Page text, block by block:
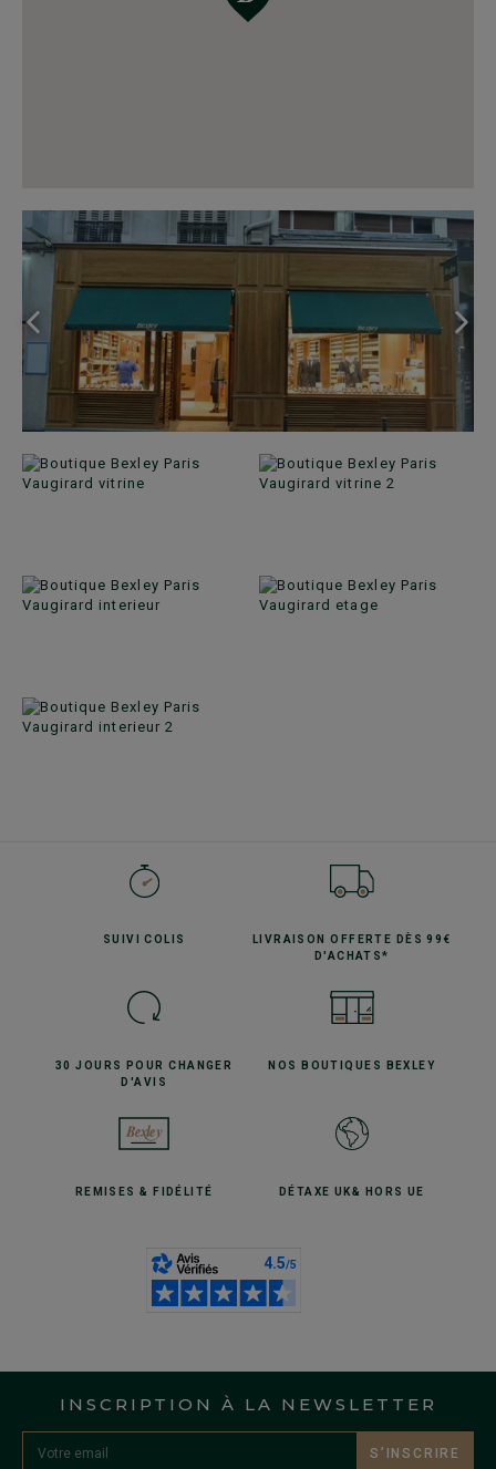
SUIVICOLIS LIVRAISON OFFERTE
DÈS 99€
D'ACHATS*
30 JOURS POURCHANGER
D'AVIS
NOS BOUTIQUES BEXLEY
REMISES& FIDÉLITÉ DÉTAXE UK& HORS UE
INSCRIPTION À LA NEWSLETTER
S’INSCRIRE